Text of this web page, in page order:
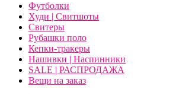
Футболки
Худи | Свитшоты
Свитеры
Рубашки поло
Кепки-тракеры
Нашивки | Наспинники
SALE | РАСПРОДАЖА
Вещи на заказ